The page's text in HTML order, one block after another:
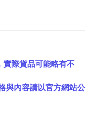
際貨品可能略有不
與內容請以官方網站公